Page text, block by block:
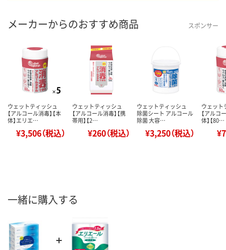
メーカーからのおすすめ商品 スポンサー
ウェットティッシュ
【アルコール消毒】【本
体】エリエ…
¥3,506（税込）
ウェットティッシュ
【アルコール消毒】【携
帯用】【2…
¥260（税込）
ウェットティッシュ
除菌シート アルコール
除菌 大容…
¥3,250（税込）
ウェット
【アルコ
体】【80…
一緒に購入する